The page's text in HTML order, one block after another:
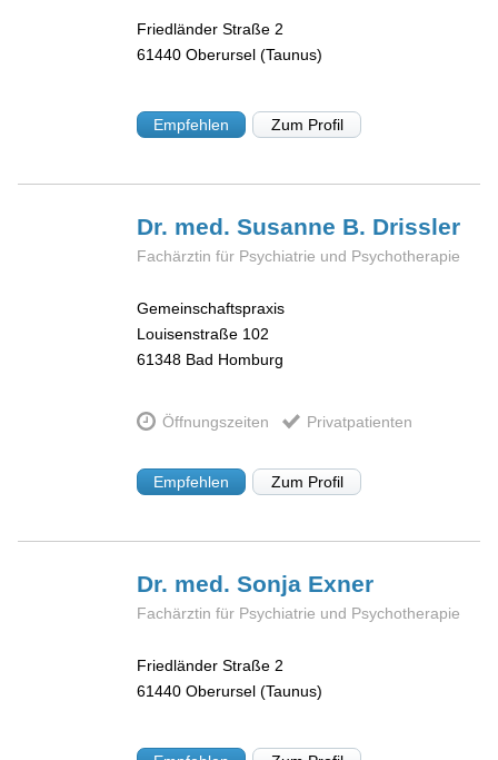
Friedländer Straße 2
61440 Oberursel (Taunus)
Empfehlen Zum Profil
Dr. med. Susanne B. Drissler
Fachärztin für Psychiatrie und Psychotherapie
Gemeinschaftspraxis
Louisenstraße 102
61348 Bad Homburg
Öffnungszeiten Privatpatienten
Empfehlen Zum Profil
Dr. med. Sonja Exner
Fachärztin für Psychiatrie und Psychotherapie
Friedländer Straße 2
61440 Oberursel (Taunus)